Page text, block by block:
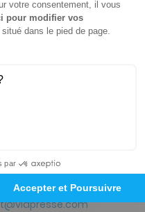
et de leur
vous appréciez le travail
à durée indéterminée,
Vialife !
et lettre de motivation à